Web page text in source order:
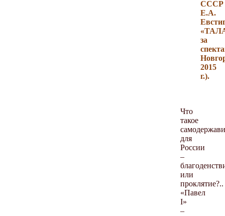
СССР
Е.А.
за
2015
г.).
Что
такое
для
России
–
или
проклятие?..
«Павел
I»
–